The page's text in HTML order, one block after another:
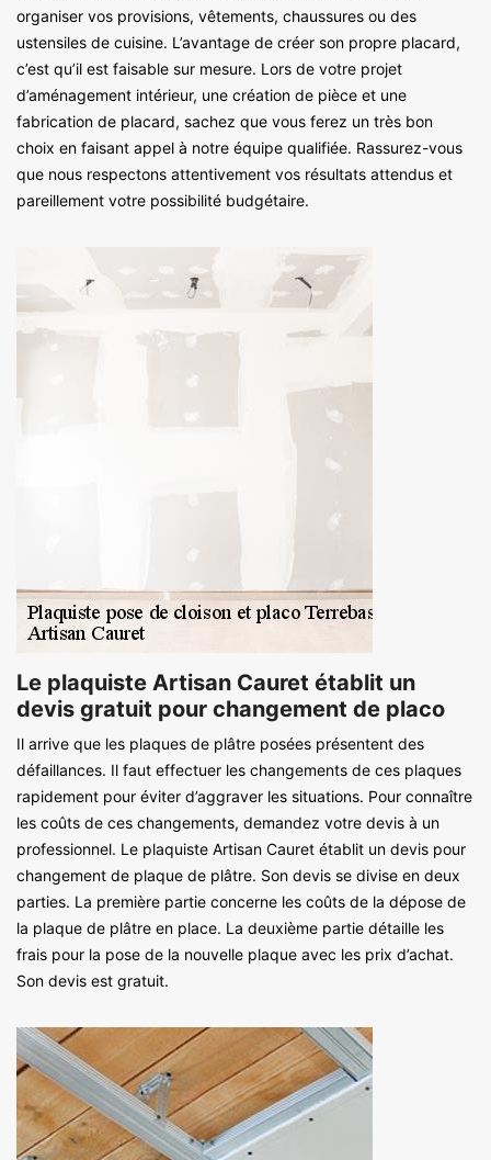
organiser vos provisions, vêtements, chaussures ou des
ustensiles de cuisine. L’avantage de créer son propre placard,
c’est qu’il est faisable sur mesure. Lors de votre projet
d’aménagement intérieur, une création de pièce et une
fabrication de placard, sachez que vous ferez un très bon
choix en faisant appel à notre équipe qualifiée. Rassurez-vous
que nous respectons attentivement vos résultats attendus et
pareillement votre possibilité budgétaire.
Le plaquiste Artisan Cauret établit un
devis gratuit pour changement de placo
Il arrive que les plaques de plâtre posées présentent des
défaillances. Il faut effectuer les changements de ces plaques
rapidement pour éviter d’aggraver les situations. Pour connaître
les coûts de ces changements, demandez votre devis à un
professionnel. Le plaquiste Artisan Cauret établit un devis pour
changement de plaque de plâtre. Son devis se divise en deux
parties. La première partie concerne les coûts de la dépose de
la plaque de plâtre en place. La deuxième partie détaille les
frais pour la pose de la nouvelle plaque avec les prix d’achat.
Son devis est gratuit.